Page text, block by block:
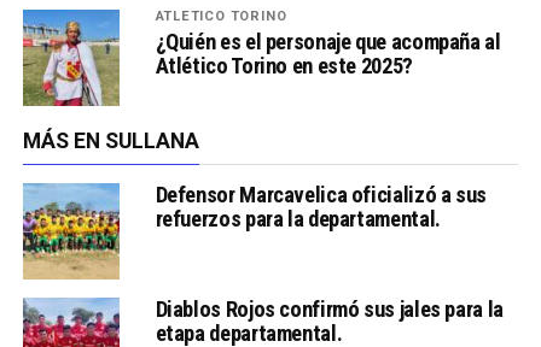
ATLÉTICO TORINO
¿Quién es el personaje que acompaña al
Atlético Torino en este 2025?
MÁS EN SULLANA
Defensor Marcavelica oficializó a sus
refuerzos para la departamental.
Diablos Rojos confirmó sus jales para la
etapa departamental.